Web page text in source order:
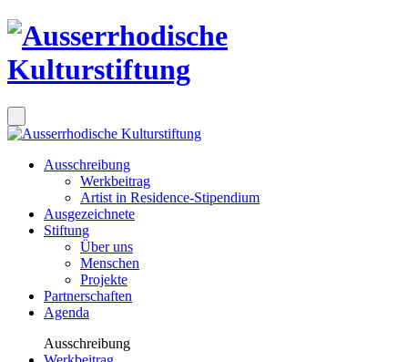
Ausschreibung
Werkbeitrag
Artist in Residence-Stipendium
Ausgezeichnete
Stiftung
Über uns
Menschen
Projekte
Partnerschaften
Agenda
Ausschreibung